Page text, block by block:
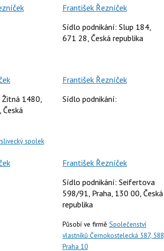
František Řezníček
Sídlo podnikání: Slup 184,
671 28, Česká republika
1480,
spolek
František Řezníček
Sídlo podnikání:
František Řezníček
Sídlo podnikání: Seifertova
598/91, Praha, 130 00, Česká
republika
Působí ve firmě Společenství
vlastníků Černokostelecká 587, 588,
Praha 10